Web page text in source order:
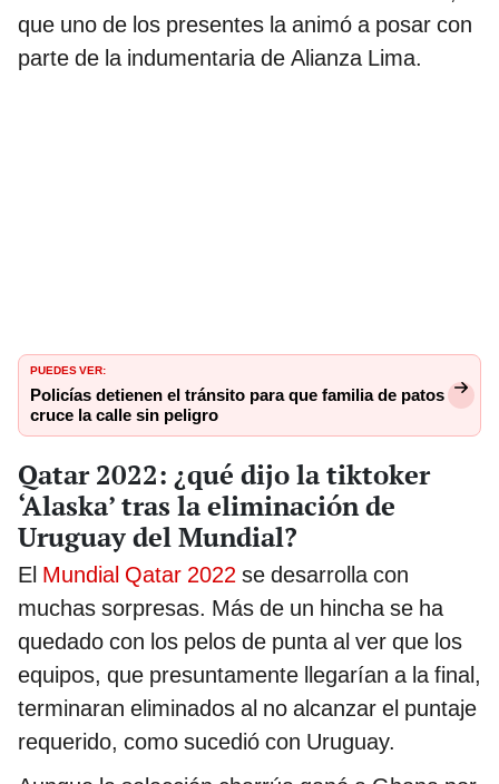
que uno de los presentes la animó a posar con
parte de la indumentaria de Alianza Lima.
PUEDES VER:
Policías detienen el tránsito para que familia de patos
cruce la calle sin peligro
Qatar 2022: ¿qué dijo la tiktoker
‘Alaska’ tras la eliminación de
Uruguay del Mundial?
El Mundial Qatar 2022 se desarrolla con
muchas sorpresas. Más de un hincha se ha
quedado con los pelos de punta al ver que los
equipos, que presuntamente llegarían a la final,
terminaran eliminados al no alcanzar el puntaje
requerido, como sucedió con Uruguay.